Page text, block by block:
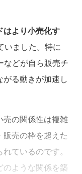
はより小売化す
いました。特に
などが自ら販売チ
る動きが加速し
の関係性は複雑
売の枠を超えた
ているのです。
ような関係を築